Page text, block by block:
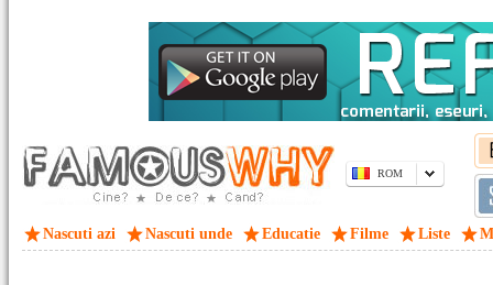
ROM
Nascuti azi Nascuti unde Educatie Filme Liste